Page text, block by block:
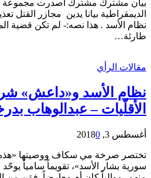
بيان مشترك مشترك اصدرت مجموعة
الديمقراطية بيانا يدين مجازر القتل
نظام الأسد . هذا نصه:- لم تكن قضية
طارئة…
مقالات الرأي
نظام الأسد و«داعش»
الأقلّيات – عبدالوهاب
أغسطس 3, 2018 0
تختصر صرخة مي سكاف ووصيتها
سورية بشار الأسد»، تقويماً سامياً